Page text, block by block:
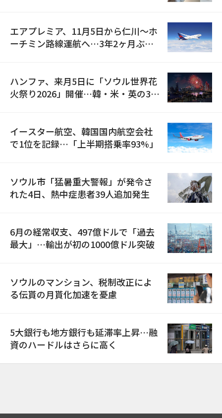
エアプレミア、11月5日から仁川〜ホ
ーチミン路線運航へ…3年2ヶ月ぶり
ハンファ、来月5日に「ソウル世界花
火祭り2026」開催…韓・米・英の3カ
イースター航空、韓国国内航空会社
で1位を記録…「上半期搭乗率93%」
ソウル市「猛暑重大警報」が発令さ
れた4日、熱中症患者39人追加発生
6月の経常収支、497億ドルで「過去
最大」…輸出が初の1000億ドル突破
ソウルのマンション、税制改正によ
る伝貰の月貰化加速を憂慮
5大銀行も地方銀行も延滞率上昇…融
資のハードルはさらに高く